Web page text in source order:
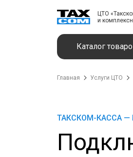
ЦТО
и
Каталог
Главная Услуги ЦТО
ТАКСКОМ-КАССА —